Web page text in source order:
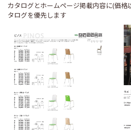
カタログとホームページ掲載内容に(価格
タログを優先します